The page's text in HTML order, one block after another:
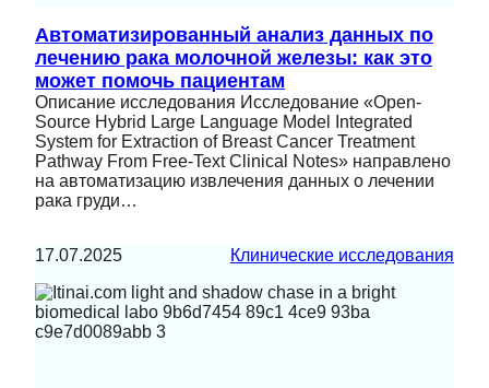
Автоматизированный анализ данных по
лечению рака молочной железы: как это
может помочь пациентам
Описание исследования Исследование «Open-
Source Hybrid Large Language Model Integrated
System for Extraction of Breast Cancer Treatment
Pathway From Free-Text Clinical Notes» направлено
на автоматизацию извлечения данных о лечении
рака груди…
17.07.2025 Клинические исследования